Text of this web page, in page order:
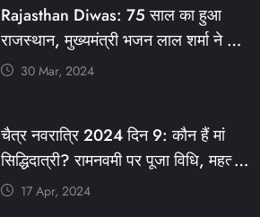
Rajasthan Diwas: 75 साल का हुआ
राजस्थान, मुख्यमंत्री भजन लाल शर्मा ने दी
बधाई, आज फ्री रहेंगी ये सेवाएं
#KHABARFORYOU #KFYNEWS
#KFYSOCIAL
30 Mar, 2024
चैत्र नवरात्रि 2024 दिन 9: कौन हैं मां
सिद्धिदात्री? रामनवमी पर पूजा विधि, महत्व,
रंग, प्रसाद #KFY #KFYNEWS
17 Apr, 2024